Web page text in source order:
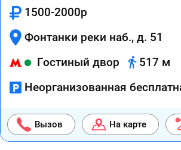
1500-2000р
Фонтанки реки наб., д. 51
Гостиный двор
517 м
Неорганизованная
Вызов На карте